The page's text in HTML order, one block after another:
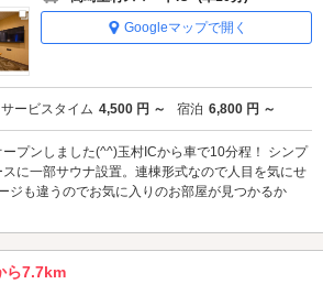
Googleマップで開く
サービスタイム 4,500 円 ～ 宿泊 6,800 円 ～
プンしました(^^)玉村ICから車で10分程！ シンプ
に一部サウナ設置。連棟形式なので人目を気にせ
ジも違うのでお気に入りのお部屋が見つかるか
ら7.7km